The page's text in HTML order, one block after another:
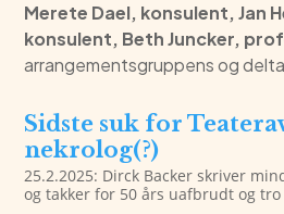
Merete Dael, konsulent, Jan
konsulent, Beth Juncker,
arrangementsgruppens og
Sidste suk for
nekrolog(?)
25.2.2025: Dirck Backer skriver
og takker for 50 års uafbrudt og